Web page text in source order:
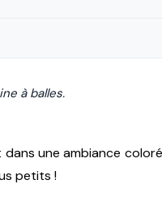
à balles.
une ambiance
petits !